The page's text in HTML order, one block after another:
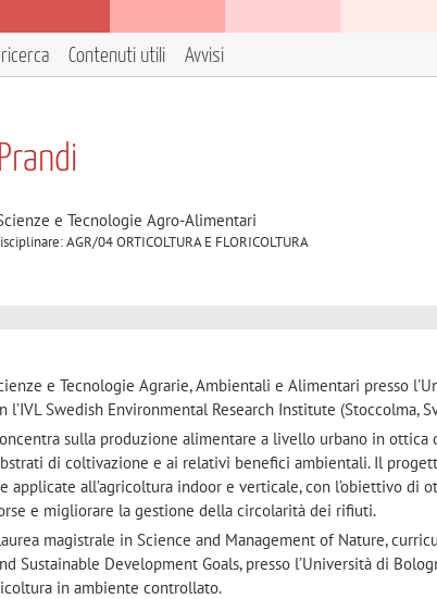
ricerca Contenuti utili Avvisi
e Tecnologie Agro-Alimentari
AGR/04 ORTICOLTURA E FLORICOLTURA
e Tecnologie Agrarie, Ambientali e Alimentari presso
l’IVL Swedish Environmental Research Institute (Stoccolma,
sulla produzione alimentare a livello urbano in
di coltivazione e ai relativi benefici ambientali. Il
applicate all’agricoltura indoor e verticale, con l’obiettivo di
e migliorare la gestione della circolarità dei rifiuti.
magistrale in Science and Management of Nature,
Sustainable Development Goals, presso l’Università di
in ambiente controllato.